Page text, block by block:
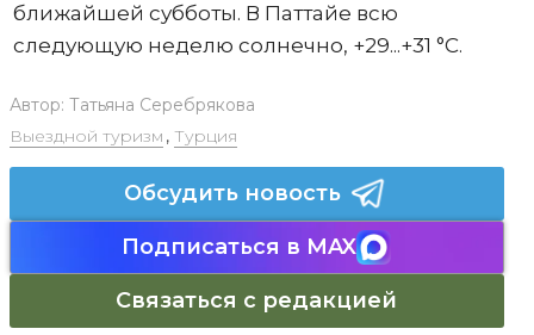
ближайшей субботы. В Паттайе всю
следующую неделю солнечно, +29...+31 °C.
Автор: Татьяна Серебрякова
Выездной туризм , Турция
Обсудить новость
Подписаться в MAX
Связаться с редакцией